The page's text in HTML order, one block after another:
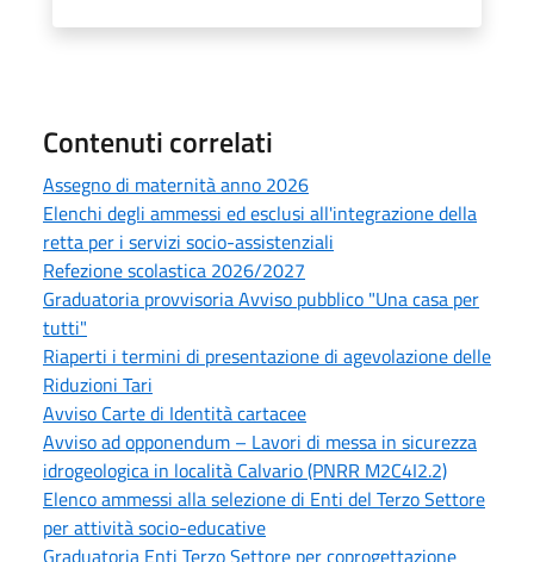
Contenuti correlati
Assegno di maternità anno 2026
Elenchi degli ammessi ed esclusi all'integrazione della
retta per i servizi socio-assistenziali
Refezione scolastica 2026/2027
Graduatoria provvisoria Avviso pubblico "Una casa per
tutti"
Riaperti i termini di presentazione di agevolazione delle
Riduzioni Tari
Avviso Carte di Identità cartacee
Avviso ad opponendum – Lavori di messa in sicurezza
idrogeologica in località Calvario (PNRR M2C4I2.2)
Elenco ammessi alla selezione di Enti del Terzo Settore
per attività socio-educative
Graduatoria Enti Terzo Settore per coprogettazione